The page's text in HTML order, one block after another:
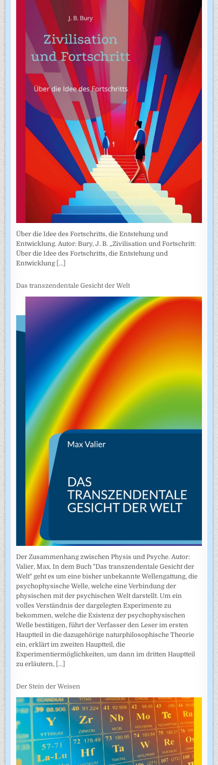
Über die Idee des Fortschritts, die Entstehung und
Entwicklung. Autor: Bury, J. B. „Zivilisation und Fortschritt:
Über die Idee des Fortschritts, die Entstehung und
Entwicklung [...]
Das transzendentale Gesicht der Welt
Der Zusammenhang zwischen Physis und Psyche. Autor:
Valier, Max. In dem Buch "Das transzendentale Gesicht der
Welt" geht es um eine bisher unbekannte Wellengattung, die
psychophysische Welle, welche eine Verbindung der
physischen mit der psychischen Welt darstellt. Um ein
volles Verständnis der dargelegten Experimente zu
bekommen, welche die Existenz der psychophysischen
Welle bestätigen, führt der Verfasser den Leser im ersten
Hauptteil in die dazugehörige naturphilosophische Theorie
ein, erklärt im zweiten Hauptteil, die
Experimentiermöglichkeiten, um dann im dritten Hauptteil
zu erläutern, [...]
Der Stein der Weisen